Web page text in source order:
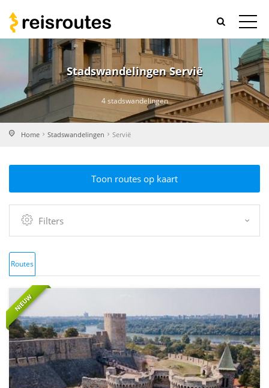
Stadswandelingen Servië
4 stadswandelingen
Home Stadswandelingen Servië
Toon routes op kaart
Filters
Routes
NIEUW